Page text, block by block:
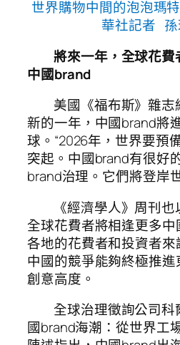
世界購物中間的泡泡瑪
華社記者 孫
將來一年，全球花費
中國brand
美國《福布斯》雜志
新的一年，中國brand將
球。“2026年，世界要預
突起。中國brand有很好
brand治理。它們將登岸
《經濟學人》周刊
全球花費者將相逢更多
各地的花費者和投資者
中國的競爭能夠終極推
創意高度。
全球治理徵詢公司科
國brand海潮：從世界工